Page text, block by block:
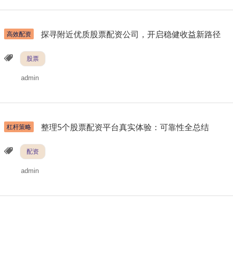
高效配资 探寻附近优质股票配资公司，开启稳健收益新路径
股票
admin
杠杆策略 整理5个股票配资平台真实体验：可靠性全总结
配资
admin